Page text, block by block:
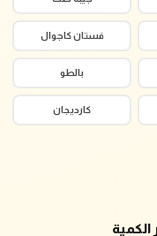
فستان كاجوال
بالطو
كارديجان